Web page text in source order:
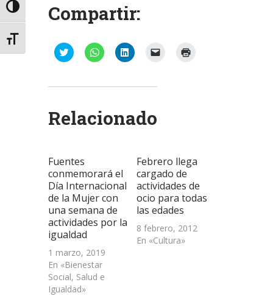
Alternar alto contraste
Alternar tamaño de letra
Compartir:
Haz
clic
Twitter
en
una
Haz
clic
WhatsApp
en
una
Haz
clic
LinkedIn
en
una
en
una
ventana
nueva)
Relacionado
Fuentes
conmemorará el
Día Internacional
de la Mujer con
una semana de
actividades por la
igualdad
1 marzo, 2019
En «Bienestar
Social, Salud e
Igualdad»
Febrero llega
cargado de
actividades de
ocio para todas
las edades
8 febrero, 2012
En «Cultura»